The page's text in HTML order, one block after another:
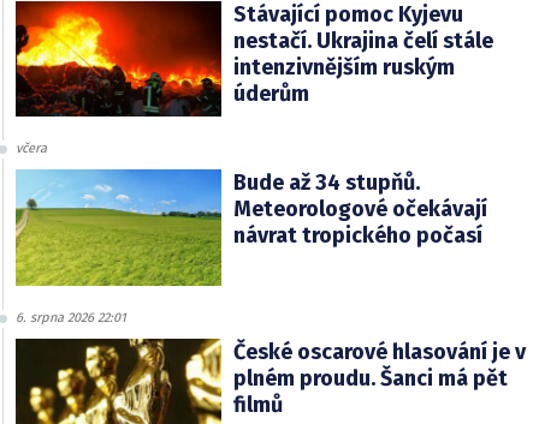
Stávající pomoc Kyjevu
nestačí. Ukrajina čelí stále
intenzivnějším ruským
úderům
včera
Bude až 34 stupňů.
Meteorologové očekávají
návrat tropického počasí
6. srpna 2026 22:01
České oscarové hlasování je v
plném proudu. Šanci má pět
filmů